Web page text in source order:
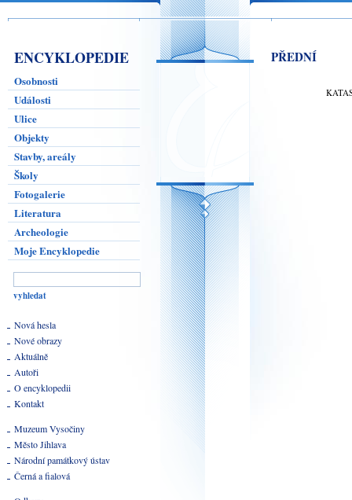
ENCYKLOPEDIE
Osobnosti
Události
Ulice
Objekty
Stavby, areály
Školy
Fotogalerie
Literatura
Archeologie
Moje Encyklopedie
Nová hesla
Nové obrazy
Aktuálně
Autoři
O encyklopedii
Kontakt
Muzeum Vysočiny
Město Jihlava
Národní památkový ústav
Černá a fialová
PŘEDNÍ